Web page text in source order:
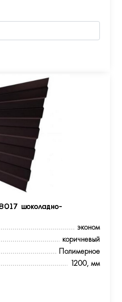
шоколадно-
эконом
коричневый
Полимерное
1200, мм